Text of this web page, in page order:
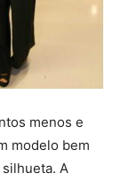
menos e
modelo bem
A